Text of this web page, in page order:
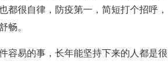
都很自律，防疫第一，简短打个招呼
畅。
容易的事，长年能坚持下来的人都是